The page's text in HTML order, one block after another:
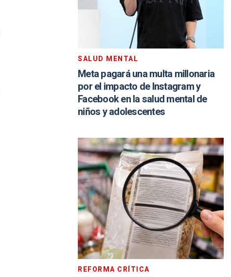
SALUD MENTAL
Meta pagará una multa millonaria
por el impacto de Instagram y
Facebook en la salud mental de
niños y adolescentes
REFORMA CRÍTICA